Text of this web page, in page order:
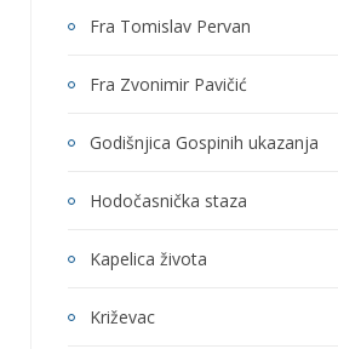
Fra Tomislav Pervan
Fra Zvonimir Pavičić
Godišnjica Gospinih ukazanja
Hodočasnička staza
Kapelica života
Križevac